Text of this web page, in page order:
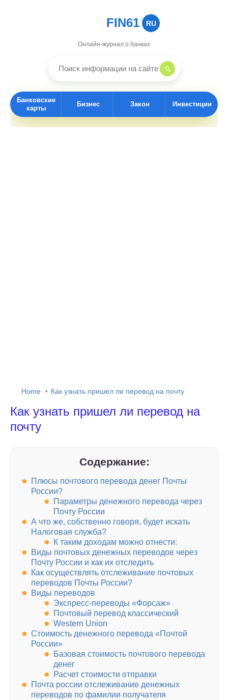
FIN61 RU
Онлайн-журнал о банках
Банковские
карты
Бизнес Закон Инвестиции
Home Как узнать пришел ли перевод на почту
Как узнать пришел ли перевод на
почту
Содержание:
Плюсы почтового перевода денег Почты
России?
Параметры денежного перевода через
Почту России
А что же, собственно говоря, будет искать
Налоговая служба?
К таким доходам можно отнести:
Виды почтовых денежных переводов через
Почту России и как их отследить
Как осуществлять отслеживание почтовых
переводов Почты России?
Виды переводов
Экспресс-переводы «Форсаж»
Почтовый перевод классический
Western Union
Стоимость денежного перевода «Почтой
России»
Базовая стоимость почтового перевода
денег
Расчет стоимости отправки
Почта россии отслеживание денежных
переводов по фамилии получателя